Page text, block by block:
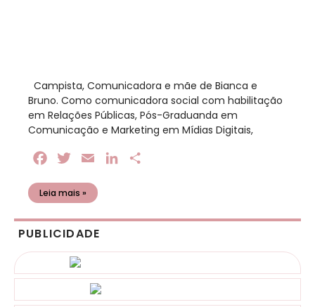
​ Campista, Comunicadora e mãe de Bianca e
Bruno. Como comunicadora social com habilitação
em Relações Públicas, Pós-Graduanda em
Comunicação e Marketing em Mídias Digitais,
FacebookTwitterEmail LinkedIn
Leia mais »
PUBLICIDADE